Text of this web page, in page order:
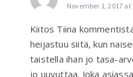
November 1, 2017 at
Kiitos Tiina
heijastuu siitä, kun
taistella ihan jo tasa-
jo uuvuttaa. Joka